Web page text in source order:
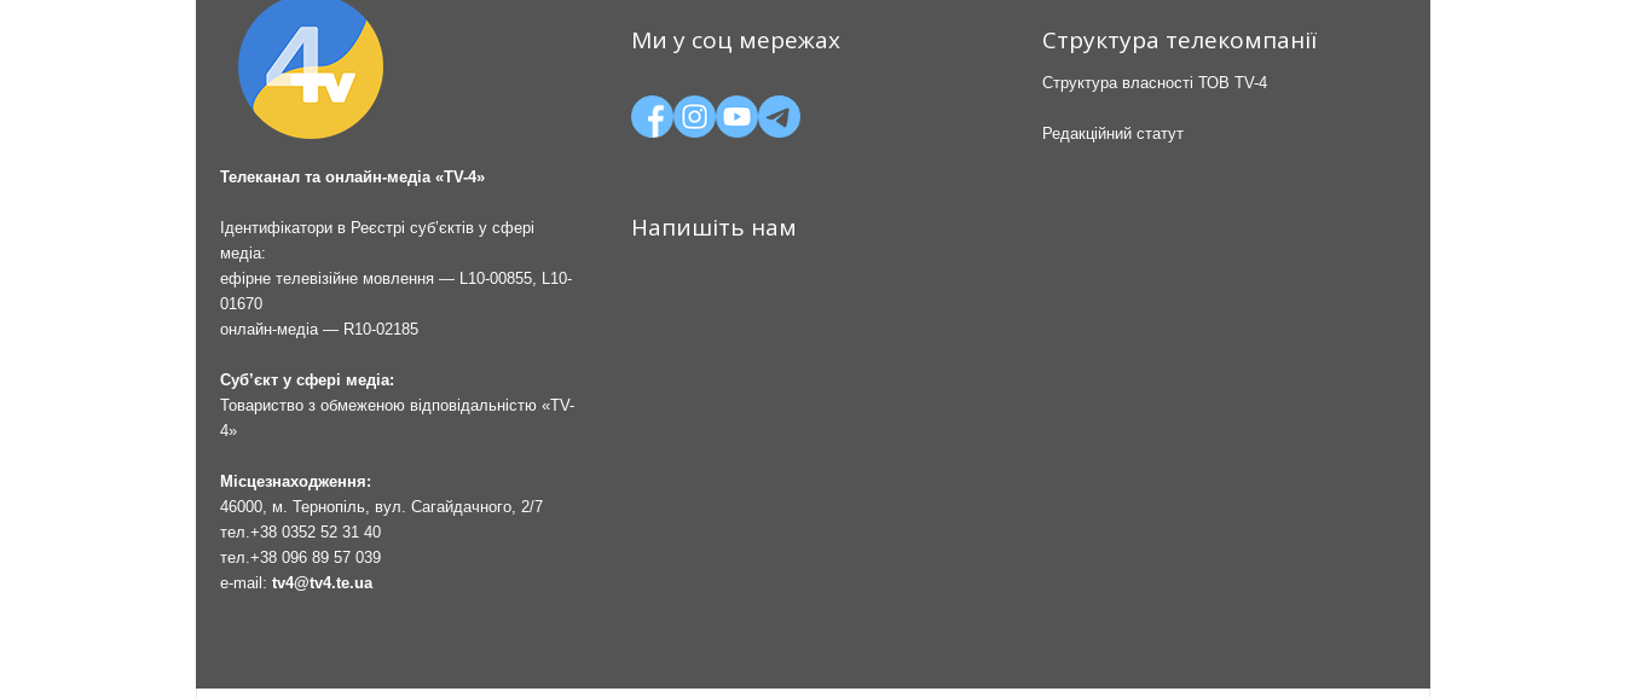
Телеканал та онлайн-медіа «TV-4»
Ідентифікатори в Реєстрі суб’єктів у сфері
медіа:
ефірне телевізійне мовлення — L10-00855, L10-
01670
онлайн-медіа — R10-02185
Суб’єкт у сфері медіа:
Товариство з обмеженою відповідальністю «TV-
4»
Місцезнаходження:
46000, м. Тернопіль, вул. Сагайдачного, 2/7
тел.+38 0352 52 31 40
тел.+38 096 89 57 039
e-mail: tv4@tv4.te.ua
Ми у соц мережах
Напишіть нам
Структура телекомпанії
Структура власності ТОВ TV-4
Редакційний статут